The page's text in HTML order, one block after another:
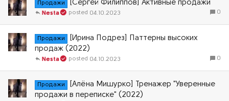
Продажи [Сергей Филиппов] Активные продажи
0
04.10.2023
Nesta
Продажи
[Ирина Подрез] Паттерны высоких
продаж (2022)
0
04.10.2023
Nesta
Продажи
[Алёна Мишурко] Тренажер "Уверенные
продажи в переписке" (2022)